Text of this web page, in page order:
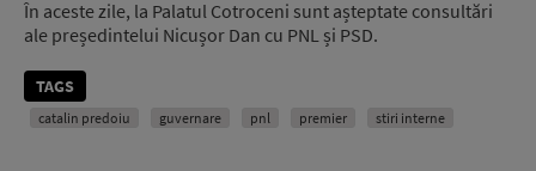
În aceste zile, la Palatul Cotroceni sunt așteptate consultări
ale președintelui Nicușor Dan cu PNL și PSD.
TAGS
catalin predoiu guvernare pnl premier stiri interne